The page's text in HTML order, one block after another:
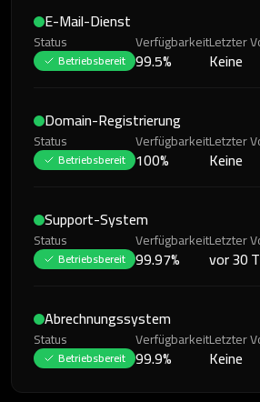
E-Mail-Dienst
Status
Betriebsbereit
Verfügbarkeit
99.5%
Letzter
Keine
Domain-Registrierung
Status
Betriebsbereit
Verfügbarkeit
100%
Letzter
Keine
Support-System
Status
Betriebsbereit
Verfügbarkeit
99.97%
Letzter
vor 30
Abrechnungssystem
Status
Betriebsbereit
Verfügbarkeit
99.9%
Letzter
Keine